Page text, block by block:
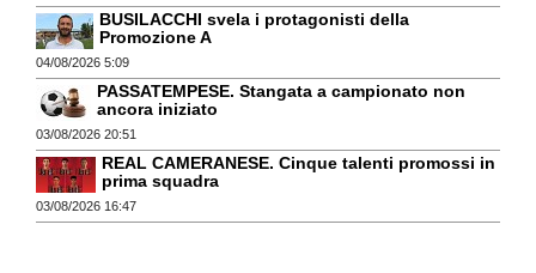
BUSILACCHI svela i protagonisti della
Promozione A
04/08/2026 5:09
PASSATEMPESE. Stangata a campionato non
ancora iniziato
03/08/2026 20:51
REAL CAMERANESE. Cinque talenti promossi in
prima squadra
03/08/2026 16:47